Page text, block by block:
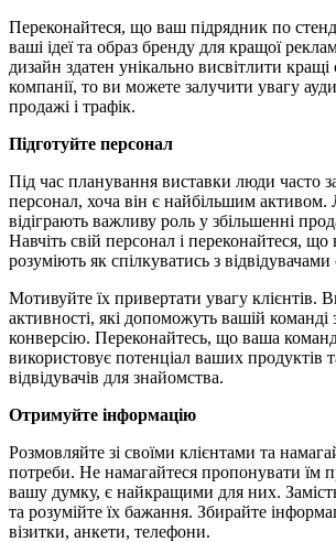
Переконайтеся, що ваш підрядник по
ваші ідеї та образ бренду для кращої
дизайн здатен унікально висвітлити
компанії, то ви можете залучити увагу
продажі і трафік.
Підготуйте персонал
Під час планування виставки люди часто
персонал, хоча він є найбільшим активом.
відіграють важливу роль у збільшенні
Навчіть свій персонал і переконайтеся,
розуміють як спілкуватись з відвідувачами
Мотивуйте їх привертати увагу клієнтів.
активності, які допоможуть вашій команді
конверсію. Переконайтесь, що ваша
використовує потенціал ваших продуктів
відвідувачів для знайомства.
Отримуйте інформацію
Розмовляйте зі своїми клієнтами та
потреби. Не намагайтеся пропонувати їм
вашу думку, є найкращими для них.
та розумійте їх бажання. Збирайте
візитки, анкети, телефони.